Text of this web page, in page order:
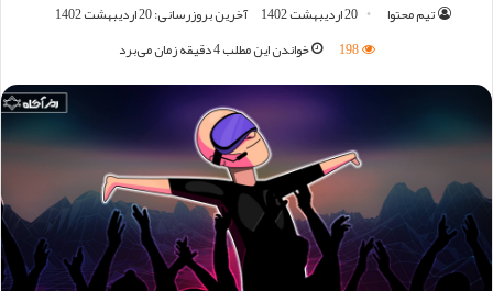
تیم محتوا 20 اردیبهشت 1402
آخرین بروزرسانی: 20 اردیبهشت 1402
198
خواندن این مطلب 4 دقیقه زمان می‌برد